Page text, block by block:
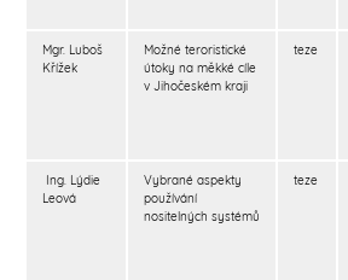
Mgr. Luboš
Křížek
Možné teroristické
útoky na měkké cíle
v Jihočeském kraji
teze
Ing. Lýdie
Leová
Vybrané aspekty
používání
nositelných systémů
teze